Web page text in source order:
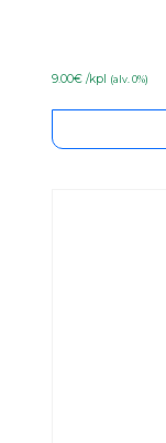
9.00€ /kpl (alv. 0%)